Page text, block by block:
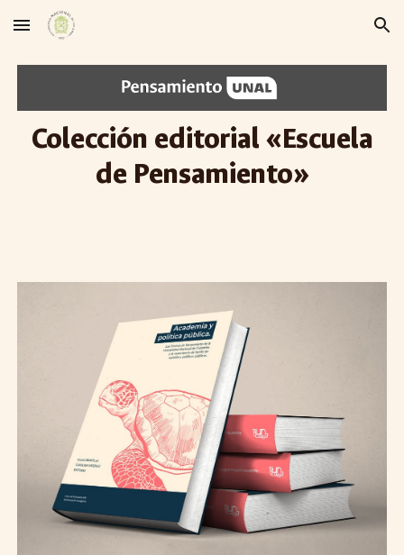
Skip to main content Skip to navigation
Colección editorial «Escuela
de Pensamiento»